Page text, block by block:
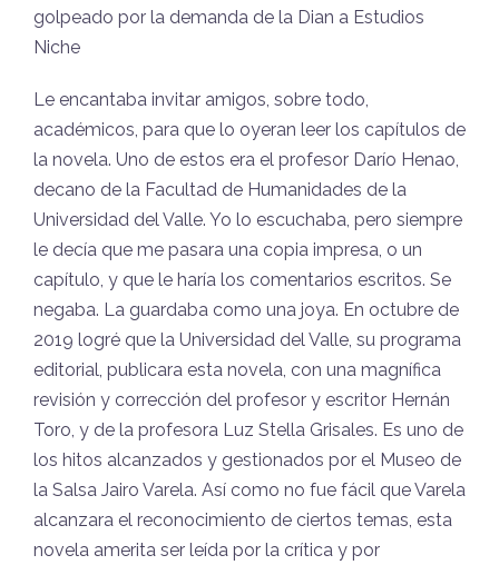
golpeado por la demanda de la Dian a Estudios
Niche
Le encantaba invitar amigos, sobre todo,
académicos, para que lo oyeran leer los capítulos de
la novela. Uno de estos era el profesor Darío Henao,
decano de la Facultad de Humanidades de la
Universidad del Valle. Yo lo escuchaba, pero siempre
le decía que me pasara una copia impresa, o un
capítulo, y que le haría los comentarios escritos. Se
negaba. La guardaba como una joya. En octubre de
2019 logré que la Universidad del Valle, su programa
editorial, publicara esta novela, con una magnífica
revisión y corrección del profesor y escritor Hernán
Toro, y de la profesora Luz Stella Grisales. Es uno de
los hitos alcanzados y gestionados por el Museo de
la Salsa Jairo Varela. Así como no fue fácil que Varela
alcanzara el reconocimiento de ciertos temas, esta
novela amerita ser leída por la crítica y por